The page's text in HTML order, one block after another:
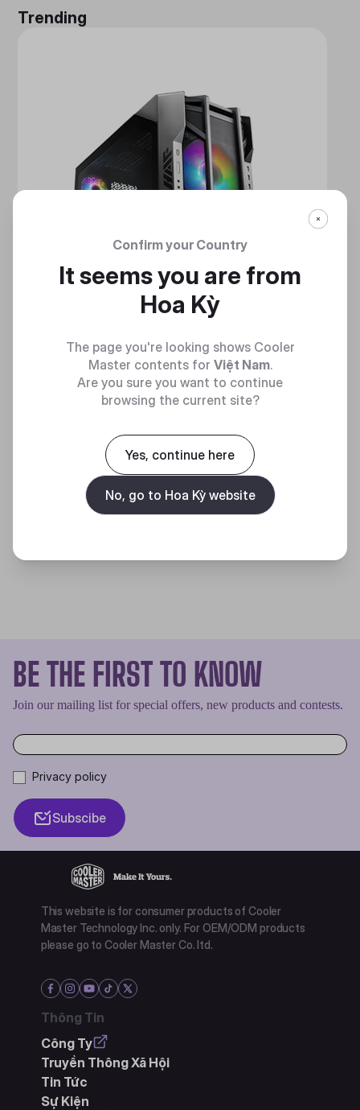
Trending
MẠNH MẼ VÀ TINH NHUỆ
Discover
BE THE FIRST TO KNOW
Join our mailing list for special offers, new products and contests.
Privacy policy
Subscibe
This website is for consumer products of Cooler
Master Technology Inc. only. For OEM/ODM products
please go to Cooler Master Co. ltd.
Thông Tin
Công Ty
Truyền Thông Xã Hội
Tin Tức
Sự Kiện
Confirm your Country
It seems you are from
Hoa Kỳ
The page you're looking shows Cooler
Master contents for Việt Nam.
Are you sure you want to continue
browsing the current site?
Yes, continue here
No, go to Hoa Kỳ website